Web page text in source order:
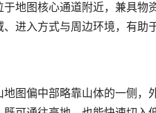
地图核心通道附近，兼具
进入方式与周边环境，有助
图偏中部略靠山体的一侧